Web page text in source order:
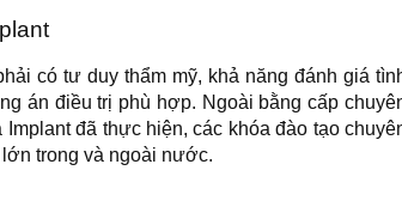
có tư duy thẩm mỹ, khả năng đánh giá
án điều trị phù hợp. Ngoài bằng cấp
đã thực hiện, các khóa đào tạo
lớn trong và ngoài nước.